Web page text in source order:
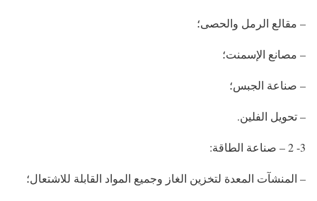
– مقالع الرمل والحصى؛
– مصانع الإسمنت؛
– صناعة الجبس؛
– تحويل الفلين.
3- 2 – صناعة الطاقة:
– المنشآت المعدة لتخزين الغاز وجميع المواد القابلة للاشتعال؛